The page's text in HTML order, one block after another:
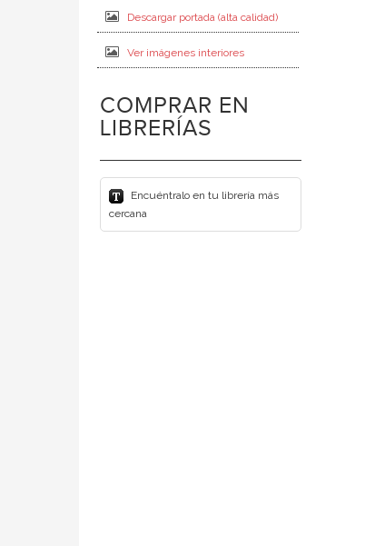
Descargar portada (alta calidad)
Ver imágenes interiores
COMPRAR EN
LIBRERÍAS
Encuéntralo en tu librería más
cercana